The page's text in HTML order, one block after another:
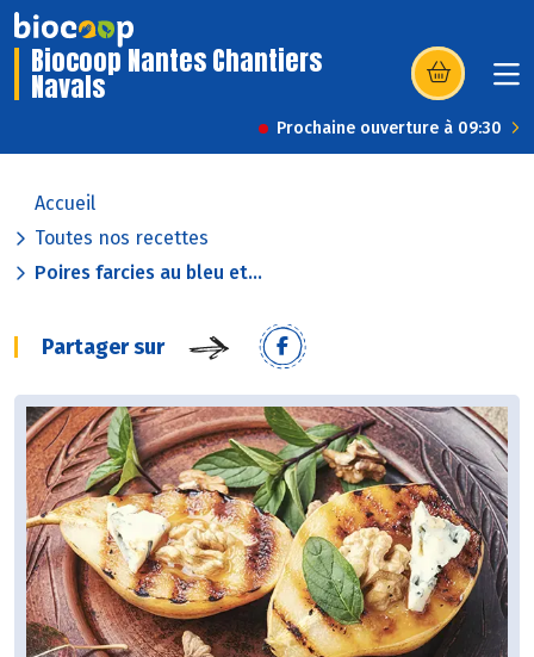
Biocoop Nantes Chantiers
Navals (s’ouvre dans
Prochaine ouverture à 09:30
Accueil
Toutes nos recettes
Poires farcies au bleu et...
Partager sur